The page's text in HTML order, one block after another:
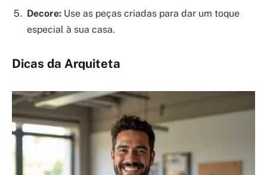
Decore: Use as peças criadas para dar um toque
especial à sua casa.
Dicas da Arquiteta